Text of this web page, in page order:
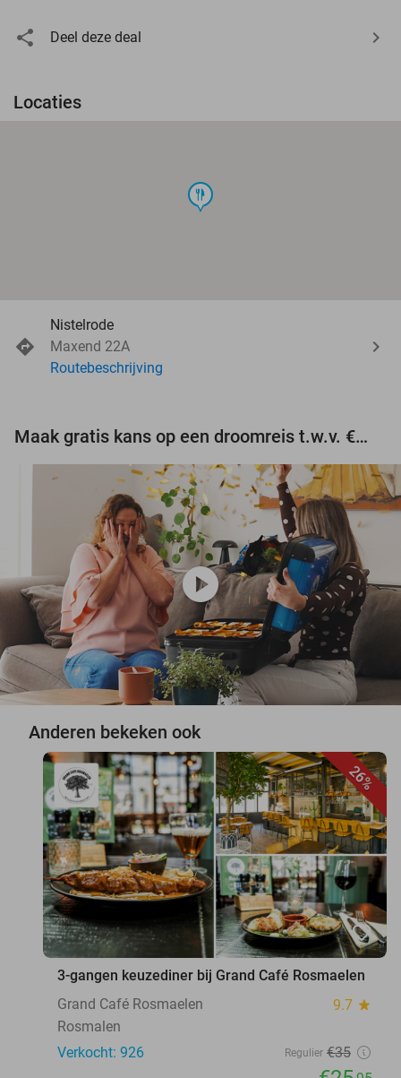
Deel deze deal
Locaties
food
Nistelrode
Maxend 22A
Routebeschrijving
Maak gratis kans op een droomreis t.w.v. €3.000!
play_circle
Anderen bekeken ook
26%
favorite_border
3-gangen keuzediner bij Grand Café Rosmaelen
Grand Café Rosmaelen
9.7 star
Rosmalen
Verkocht: 926
Regulier €35